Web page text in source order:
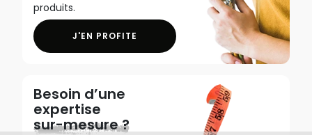
produits.
J'EN PROFITE
Besoin d’une
expertise
sur-mesure ?